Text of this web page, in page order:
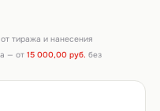
тиража и нанесения
— от 15 000,00 руб. без